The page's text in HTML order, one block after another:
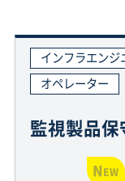
インフラエンジ
オペレーター
監視製品
NEW